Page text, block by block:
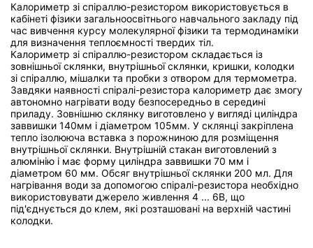
Калориметр зі спіраллю-резистором використовується в
кабінеті фізики загальноосвітнього навчального закладу під
час вивчення курсу молекулярної фізики та термодинаміки
для визначення теплоємності твердих тіл.
Калориметр зі спіраллю-резистором складається із
зовнішньої склянки, внутрішньої склянки, кришки, колодки
зі спіраллю, мішалки та пробки з отвором для термометра.
Завдяки наявності спіралі-резистора калориметр дає змогу
автономно нагрівати воду безпосередньо в середині
приладу. Зовнішню склянку виготовлено у вигляді циліндра
заввишки 140мм і діаметром 105мм. У склянці закріплена
тепло ізолююча вставка з порожниною для розміщення
внутрішньої склянки. Внутрішній стакан виготовлений з
алюмінію і має форму циліндра заввишки 70 мм і
діаметром 60 мм. Обсяг внутрішньої склянки 200 мл. Для
нагрівання води за допомогою спіралі-резистора необхідно
використовувати джерело живлення 4 ... 6В, що
під'єднується до клем, які розташовані на верхній частині
колодки.